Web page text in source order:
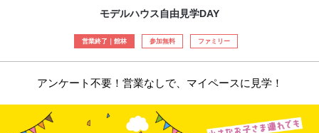
モデルハウス自由見学DAY
営業終了｜館林 参加無料 ファミリー
アンケート不要！営業なしで、マイペースに見学！